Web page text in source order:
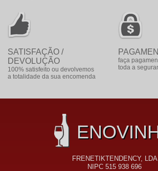
SATISFAÇÃO /
DEVOLUÇÃO
100% satisfeito ou devolvemos
a totalidade da sua encomenda
faça
toda a
FRENETIKTENDENCY, LDA
NIPC 515 938 696